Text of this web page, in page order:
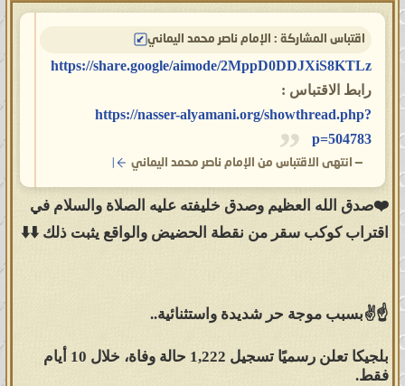
اقتباس المشاركة : الإمام ناصر محمد اليماني
https://share.google/aimode/2MppD0DDJXiS8KTLz
رابط الاقتباس :
https://nasser-alyamani.org/showthread.php?
p=504783
— انتهى الاقتباس من الإمام ناصر محمد اليماني
❤️صدق الله العظيم وصدق خليفته عليه الصلاة والسلام في
اقتراب كوكب سقر من نقطة الحضيض والواقع يثبت ذلك ⬇️⬇️
☝️✌️بسبب موجة حر شديدة واستثنائية..
بلجيكا تعلن رسميًا تسجيل 1,222 حالة وفاة، خلال 10 أيام
فقط.